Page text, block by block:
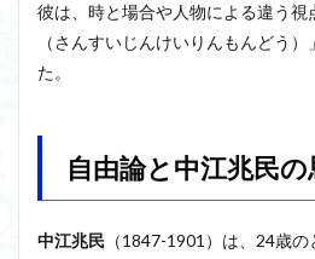
彼は、時と場合や人物による違う視
（さんすいじんけいりんもんどう
た。
自由論と中江兆民の
中江兆民 （1847-1901）は、24歳の